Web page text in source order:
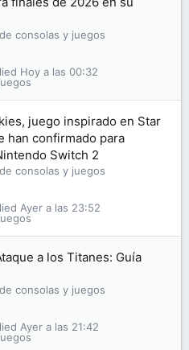
consolas y juegos
Hoy a las 00:32
juego inspirado en Star
han confirmado para
Switch 2
consolas y juegos
Ayer a las 23:52
a los Titanes: Guía
consolas y juegos
Ayer a las 21:42